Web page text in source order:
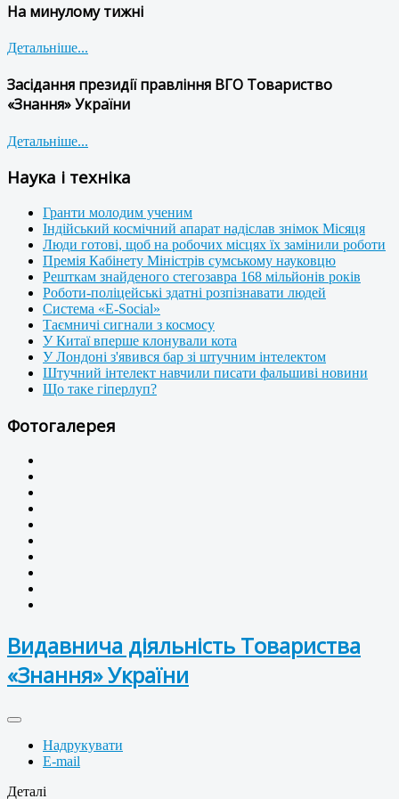
На минулому тижні
Детальніше...
Засідання президії правління ВГО Товариство
«Знання» України
Детальніше...
Наука і техніка
Гранти молодим ученим
Індійський космічний апарат надіслав знімок Місяця
Люди готові, щоб на робочих місцях їх замінили роботи
Премія Кабінету Міністрів сумському науковцю
Решткам знайденого стегозавра 168 мільйонів років
Роботи-поліцейські здатні розпізнавати людей
Система «E-Social»
Таємничі сигнали з космосу
У Китаї вперше клонували кота
У Лондоні з'явився бар зі штучним інтелектом
Штучний інтелект навчили писати фальшиві новини
Що таке гіперлуп?
Фотогалерея
Видавнича діяльність Товариства
«Знання» України
Надрукувати
E-mail
Деталі